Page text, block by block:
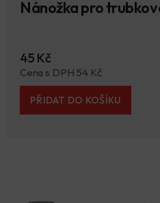
Nánožka pro
45 Kč
Cena s DPH 54 Kč
PŘIDAT DO KOŠÍKU